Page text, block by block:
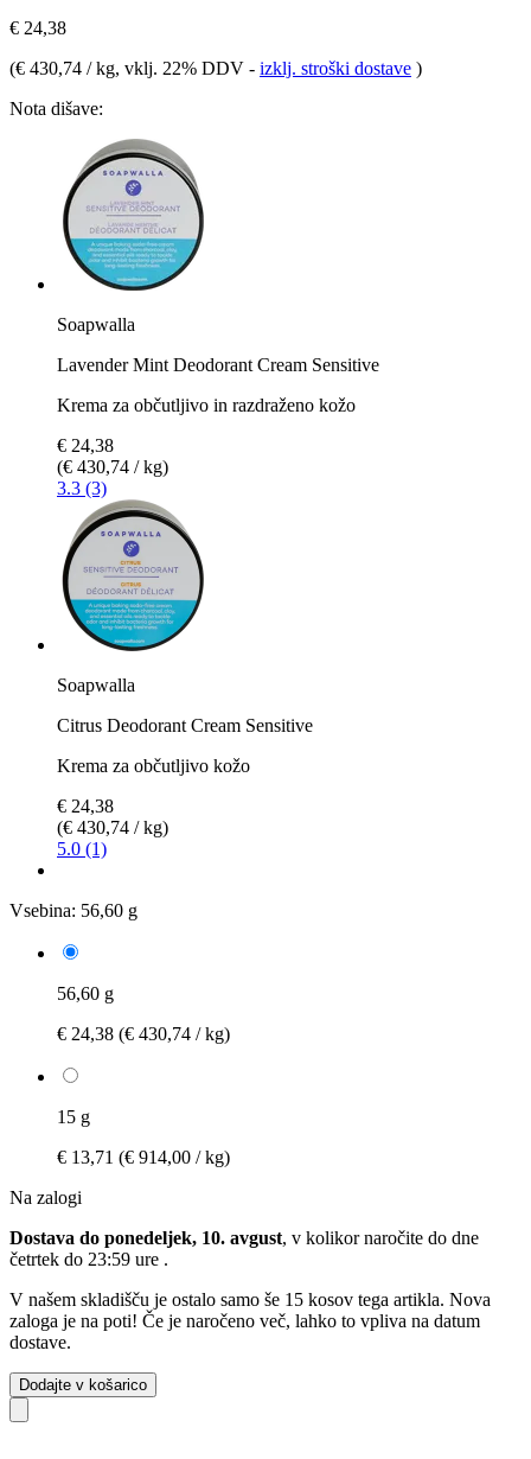
€ 24,38
(€ 430,74 / kg, vklj. 22% DDV - izklj. stroški dostave )
Nota dišave:
Soapwalla
Lavender Mint Deodorant Cream Sensitive
Krema za občutljivo in razdraženo kožo
€ 24,38
(€ 430,74 / kg)
3.3 (3)
Soapwalla
Citrus Deodorant Cream Sensitive
Krema za občutljivo kožo
€ 24,38
(€ 430,74 / kg)
5.0 (1)
Vsebina: 56,60 g
56,60 g
€ 24,38 (€ 430,74 / kg)
15 g
€ 13,71 (€ 914,00 / kg)
Na zalogi
Dostava do ponedeljek, 10. avgust, v kolikor naročite do dne
četrtek do 23:59 ure .
V našem skladišču je ostalo samo še 15 kosov tega artikla. Nova
zaloga je na poti! Če je naročeno več, lahko to vpliva na datum
dostave.
Dodajte v košarico